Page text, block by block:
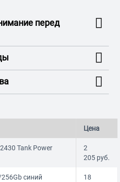
перед
Цена
Tank Power
2
205 руб.
синий
18